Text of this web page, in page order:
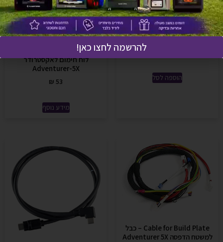
XY axis belt – רצועת ציר XY
הוספה לסל
אזל זמנית
לוח חימום לאקסטרודר
Adventurer-5X
₪ 53
מידע נוסף
Cable for Build Plate – כבל
למשטח הדפסה Adventurer 5X
להרשמה לחצו כאן!